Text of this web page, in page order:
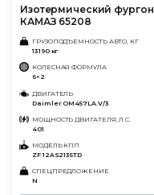
Изотермический фургон
КАМАЗ 65208
ГРУЗОПОДЪЕМНОСТЬ АВТО, КГ
13190 кг
КОЛЕСНАЯ ФОРМУЛА
6×2
ДВИГАТЕЛЬ
Daimler OM457LA.V/3
МОЩНОСТЬ ДВИГАТЕЛЯ, Л.С.
401
МОДЕЛЬ КПП
ZF 12AS2135ТD
СПЕЦПРЕДЛОЖЕНИЕ
N